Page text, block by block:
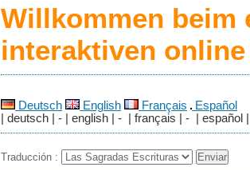
Willkommen beim
interaktiven
Deutsch English Français
Español
| deutsch | - | english | - | français | - | español |
Traducción :